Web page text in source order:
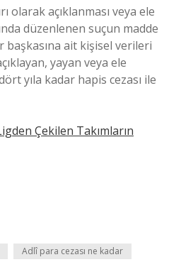
olarak açıklanması veya ele
düzenlenen suçun madde
başkasına ait kişisel verileri
yayan veya ele
yıla kadar hapis cezası ile
Çekilen Takımların
Adlî para cezası ne kadar